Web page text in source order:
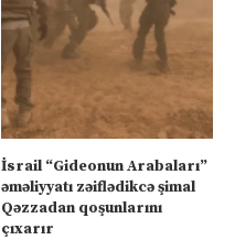
İsrail “Gideonun Arabaları”
əməliyyatı zəiflədikcə şimal
Qəzzadan qoşunlarını
çıxarır